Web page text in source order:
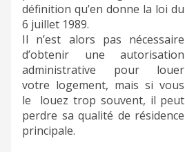
définition qu’en donne la loi du
6 juillet 1989.
Il n’est alors pas nécessaire
d’obtenir une autorisation
administrative pour louer
votre logement, mais si vous
le louez trop souvent, il peut
perdre sa qualité de résidence
principale.